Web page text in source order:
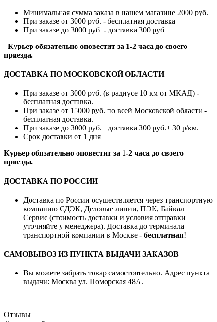
Минимальная сумма заказа в нашем магазине 2000 руб.
При заказе от 3000 руб. - бесплатная доставка
При заказе до 3000 руб. - доставка 300 руб.
Курьер обязательно оповестит за 1-2 часа до своего
приезда.
ДОСТАВКА ПО МОСКОВСКОЙ ОБЛАСТИ
При заказе от 3000 руб. (в радиусе 10 км от МКАД) -
бесплатная доставка.
При заказе от 15000 руб. по всей Московской области -
бесплатная доставка.
При заказе до 3000 руб. - доставка 300 руб.+ 30 р/км.
Срок доставки от 1 дня
Курьер обязательно оповестит за 1-2 часа до своего
приезда.
ДОСТАВКА ПО РОССИИ
Доставка по России осуществляется через транспортную
компанию СДЭК, Деловые линии, ПЭК, Байкал
Сервис (стоимость доставки и условия отправки
уточняйте у менеджера). Доставка до терминала
транспортной компании в Москве - бесплатная!
САМОВЫВОЗ ИЗ ПУНКТА ВЫДАЧИ ЗАКАЗОВ
Вы можете забрать товар самостоятельно. Адрес пункта
выдачи: Москва ул. Поморская 48А.
Отзывы